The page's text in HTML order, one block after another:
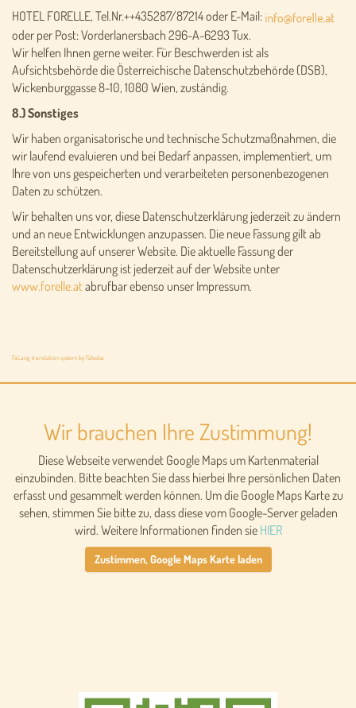
HOTEL FORELLE, Tel.Nr.++435287/87214 oder E-Mail:
oder per Post: Vorderlanersbach 296-A-6293 Tux.
Wir helfen Ihnen gerne weiter. Für Beschwerden ist als
Aufsichtsbehörde die Österreichische Datenschutzbehörde (DSB),
Wickenburggasse 8-10, 1080 Wien, zuständig.
8.) Sonstiges
Wir haben organisatorische und technische Schutzmaßnahmen, die
wir laufend evaluieren und bei Bedarf anpassen, implementiert, um
Ihre von uns gespeicherten und verarbeiteten personenbezogenen
Daten zu schützen.
Wir behalten uns vor, diese Datenschutzerklärung jederzeit zu ändern
und an neue Entwicklungen anzupassen. Die neue Fassung gilt ab
Bereitstellung auf unserer Website. Die aktuelle Fassung der
Datenschutzerklärung ist jederzeit auf der Website unter
www.forelle.atabrufbar ebenso unser Impressum.
FaLang translation system by Faboba
Wir brauchen Ihre Zustimmung!
Diese Webseite verwendet Google Maps um Kartenmaterial
einzubinden. Bitte beachten Sie dass hierbei Ihre persönlichen Daten
erfasst und gesammelt werden können. Um die Google Maps Karte zu
sehen, stimmen Sie bitte zu, dass diese vom Google-Server geladen
wird. Weitere Informationen finden sie HIER